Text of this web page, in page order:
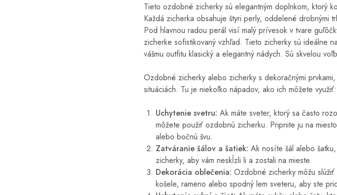
Tieto ozdobné zicherky sú elegantným doplnkom, ktorý
Každá zicherka obsahuje štyri perly, oddelené drobnými
Pod hlavnou radou perál visí malý prívesok v tvare
zicherke sofistikovaný vzhľad. Tieto zicherky sú ideálne
vášmu outfitu klasický a elegantný nádych. Sú skvelou
Ozdobné zicherky alebo zicherky s dekoračnými
situáciách. Tu je niekoľko nápadov, ako ich môžete využiť:
Uchytenie svetru: Ak máte sveter, ktorý sa často
môžete použiť ozdobnú zicherku. Pripnite ju na
alebo bočnú švu.
Zatváranie šálov a šatiek: Ak nosíte šál alebo
zicherky, aby vám neskĺzli li a zostali na mieste.
Dekorácia oblečenia: Ozdobné zicherky môžu
košele, rameno alebo spodný lem sveteru, aby ste